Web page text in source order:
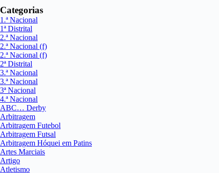
Categorias
1.ª Nacional
1ª Distrital
2.ª Nacional
2.ª Nacional (f)
2.ª Nacional (f)
2ª Distrital
3.ª Nacional
3.ª Nacional
3ª Nacional
4.ª Nacional
ABC… Derby
Arbitragem
Arbitragem Futebol
Arbitragem Futsal
Arbitragem Hóquei em Patins
Artes Marciais
Artigo
Atletismo